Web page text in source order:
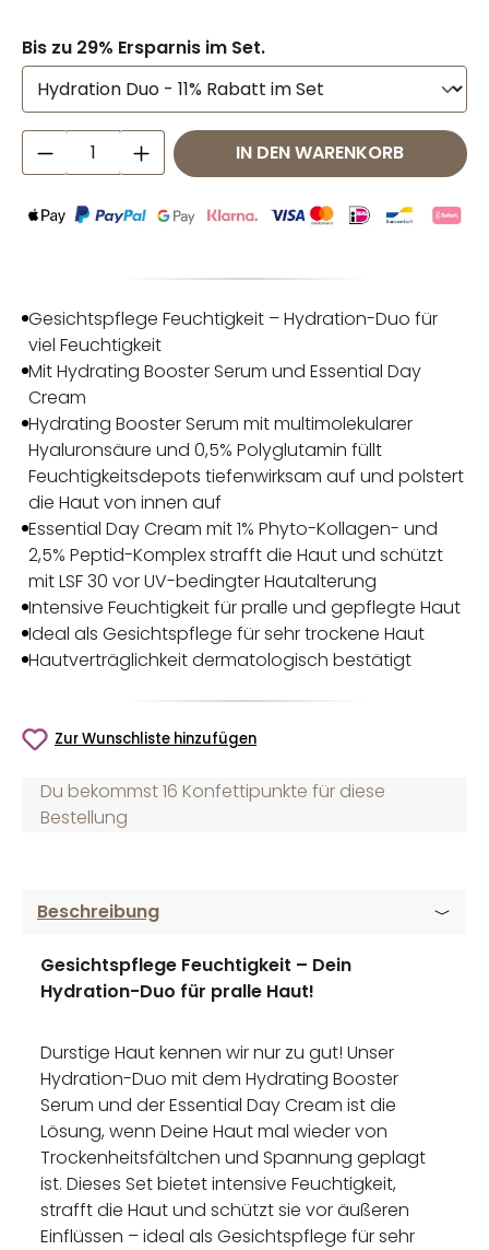
Bis zu 29% Ersparnis im Set.
Produkt Anzahl: Gib denIN DEN WARENKORB
Gesichtspflege Feuchtigkeit – Hydration-Duo für
viel Feuchtigkeit
Mit Hydrating Booster Serum und Essential Day
Cream
Hydrating Booster Serum mit multimolekularer
Hyaluronsäure und 0,5% Polyglutamin füllt
Feuchtigkeitsdepots tiefenwirksam auf und polstert
die Haut von innen auf
Essential Day Cream mit 1% Phyto-Kollagen- und
2,5% Peptid-Komplex strafft die Haut und schützt
mit LSF 30 vor UV-bedingter Hautalterung
Intensive Feuchtigkeit für pralle und gepflegte Haut
Ideal als Gesichtspflege für sehr trockene Haut
Hautverträglichkeit dermatologisch bestätigt
Zur Wunschliste hinzufügen
Du bekommst 16 Konfettipunkte für diese
Bestellung
Beschreibung
Gesichtspflege Feuchtigkeit – Dein
Hydration-Duo für pralle Haut!
Durstige Haut kennen wir nur zu gut! Unser
Hydration-Duo mit dem Hydrating Booster
Serum und der Essential Day Cream ist die
Lösung, wenn Deine Haut mal wieder von
Trockenheitsfältchen und Spannung geplagt
ist. Dieses Set bietet intensive Feuchtigkeit,
strafft die Haut und schützt sie vor äußeren
Einflüssen – ideal als Gesichtspflege für sehr